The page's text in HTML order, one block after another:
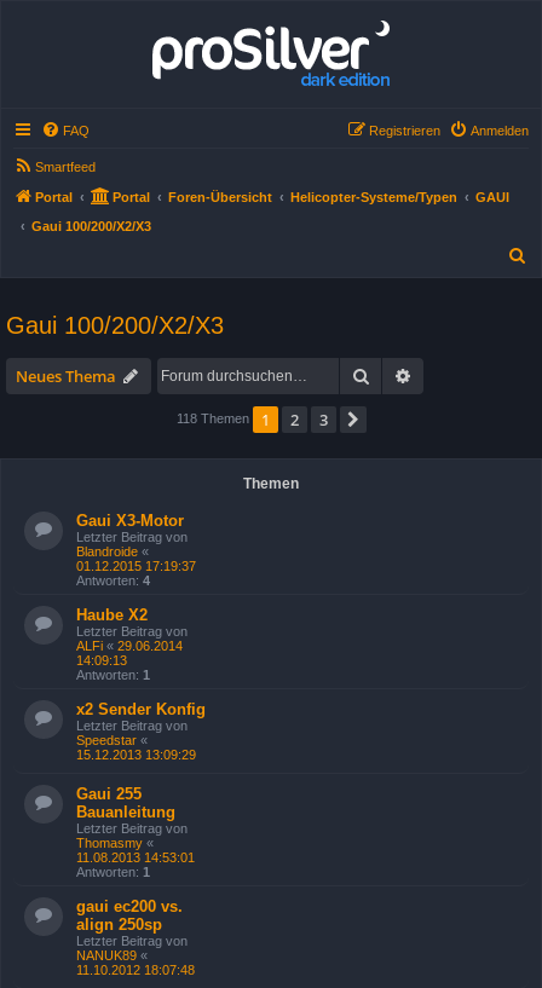
FAQ Anmelden
Registrieren
Smartfeed
Portal Portal Foren-Übersicht Helicopter-Systeme/Typen
GAUI
Gaui 100/200/X2/X3
Gaui 100/200/X2/X3
Neues Thema Suche
118 Themen 1 2 3
Themen
Gaui X3-Motor
Letzter Beitrag von
Blandroide «
01.12.2015 17:19:37
Antworten: 4
Haube X2
Letzter Beitrag von
ALFi « 29.06.2014
14:09:13
Antworten: 1
x2 Sender Konfig
Letzter Beitrag von
Speedstar «
15.12.2013 13:09:29
Gaui 255
Bauanleitung
Letzter Beitrag von
Thomasmy «
11.08.2013 14:53:01
Antworten: 1
gaui ec200 vs.
align 250sp
Letzter Beitrag von
NANUK89 «
11.10.2012 18:07:48